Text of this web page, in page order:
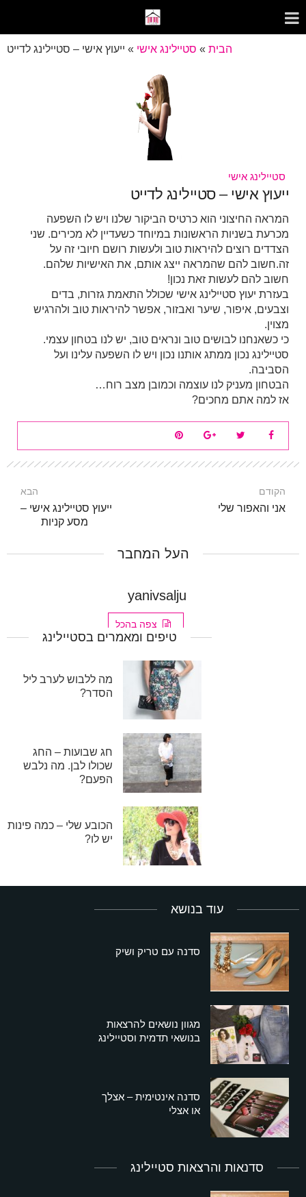
הבית» סטיילינג אישי» ייעוץ אישי – סטיילינג לדייט
סטיילינג אישי
ייעוץ אישי – סטיילינג לדייט
המראה החיצוני הוא כרטיס הביקור שלנו ויש לו השפעה
מכרעת בשניות הראשונות במיוחד כשעדיין לא מכירים. שני
הצדדים רוצים להיראות טוב ולעשות רושם חיובי זה על
זה.חשוב להם שהמראה ייצג אותם, את האישיות שלהם.
חשוב להם לעשות זאת נכון!
בעזרת יעוץ סטיילינג אישי שכולל התאמת גזרות, בדים
וצבעים, איפור, שיער ואבזור, אפשר להיראות טוב ולהרגיש
מצוין.
כי כשאנחנו לבושים טוב ונראים טוב, יש לנו בטחון עצמי.
סטיילינג נכון ממתג אותנו נכון ויש לו השפעה עלינו ועל
הסביבה.
הבטחון מעניק לנו עוצמה וכמובן מצב רוח…
אז למה אתם מחכים?
הקודם
אני והאפור שלי
הבא
ייעוץ סטיילינג אישי –
מסע קניות
העל המחבר
yanivsalju
צפה בהכל
טיפים ומאמרים בסטיילינג
מה ללבוש לערב ליל
הסדר?
חג שבועות – החג
שכולו לבן. מה נלבש
הפעם?
הכובע שלי – כמה פינות
יש לו?
עוד בנושא
סדנה עם טריק ושיק
מגוון נושאים להרצאות
בנושאי תדמית וסטיילינג
סדנה אינטימית – אצלך
או אצלי
סדנאות והרצאות סטיילינג